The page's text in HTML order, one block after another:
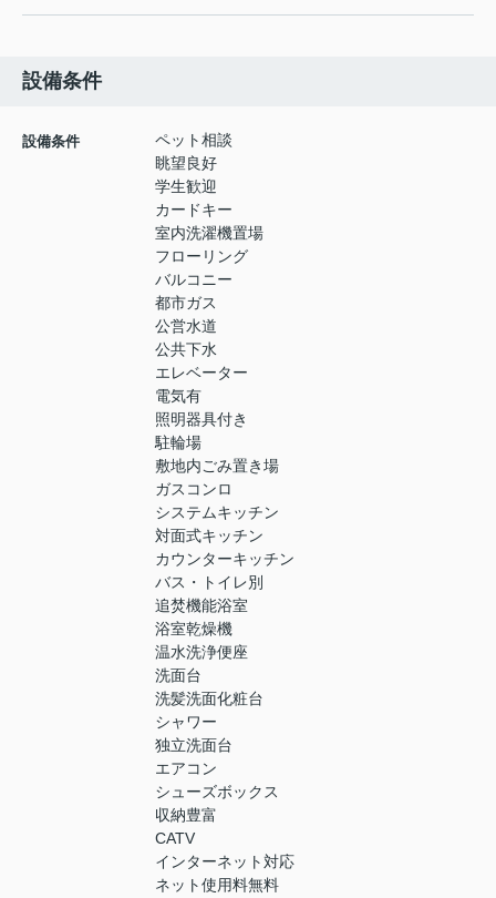
設備条件
設備条件
ペット相談
眺望良好
学生歓迎
カードキー
室内洗濯機置場
フローリング
バルコニー
都市ガス
公営水道
公共下水
エレベーター
電気有
照明器具付き
駐輪場
敷地内ごみ置き場
ガスコンロ
システムキッチン
対面式キッチン
カウンターキッチン
バス・トイレ別
追焚機能浴室
浴室乾燥機
温水洗浄便座
洗面台
洗髪洗面化粧台
シャワー
独立洗面台
エアコン
シューズボックス
収納豊富
CATV
インターネット対応
ネット使用料無料